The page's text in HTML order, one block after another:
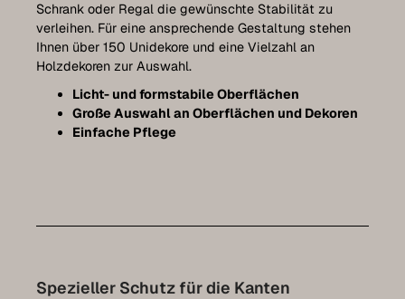
Schrank oder Regal die gewünschte Stabilität zu
verleihen. Für eine ansprechende Gestaltung stehen
Ihnen über 150 Unidekore und eine Vielzahl an
Holzdekoren zur Auswahl.
Licht- und formstabile Oberflächen
Große Auswahl an Oberflächen und Dekoren
Einfache Pflege
Spezieller Schutz für die Kanten
Luxemburg Kollektion